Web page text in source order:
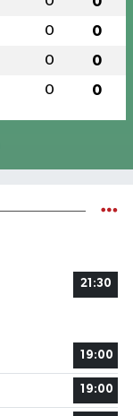
0 0
0 0
0 0
21:30
19:00
19:00